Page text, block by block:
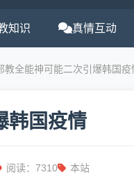
知识 真情互动
教全能神可能二次引爆韩国疫
韩国疫情
阅读：7310 本站